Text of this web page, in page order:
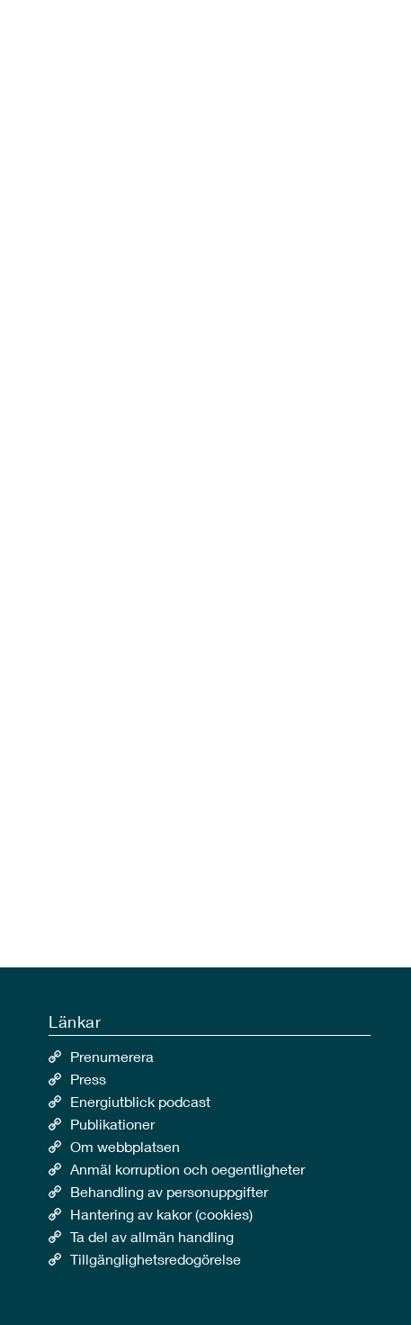
Länkar
Prenumerera
Press
Energiutblick podcast
Publikationer
Om webbplatsen
Anmäl korruption och oegentligheter
Behandling av personuppgifter
Hantering av kakor (cookies)
Ta del av allmän handling
Tillgänglighetsredogörelse